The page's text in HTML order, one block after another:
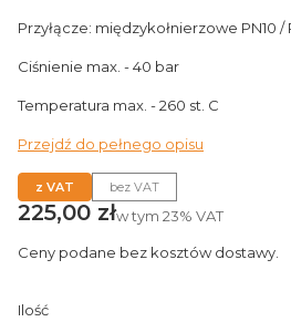
Przyłącze: międzykołnierzowe PN10 /
Ciśnienie max. - 40 bar
Temperatura max. - 260 st. C
Przejdź do pełnego opisu
z VAT bez VAT
Cena
225,00 złw tym 23% VAT
Ceny podane bez kosztów dostawy.
Ilość